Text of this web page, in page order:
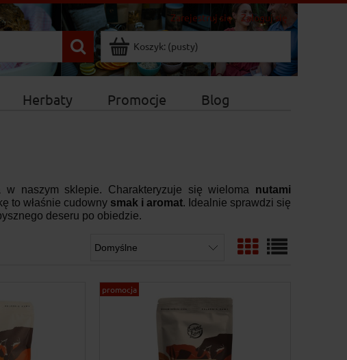
Zarejestruj się Zaloguj się
Koszyk: (pusty)
Herbaty Promocje Blog
naszym sklepie. Charakteryzuje się wieloma nutami
to właśnie cudowny smak i aromat. Idealnie sprawdzi się
deseru po obiedzie.
promocja